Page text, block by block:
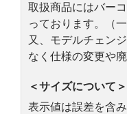
取扱商品にはバー
っております。（
又、モデルチェン
なく仕様の変更や
＜サイズについて＞
表示値は誤差を含